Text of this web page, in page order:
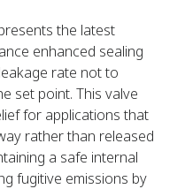
the latest
enhanced sealing
rate not to
set point. This valve
for applications that
rather than released
a safe internal
fugitive emissions by